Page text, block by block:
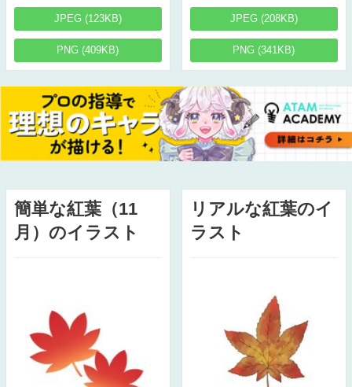
JPEG (123KB)
PNG (409KB)
JPEG (208KB)
PNG (341KB)
簡単な紅葉（11
月）のイラスト
リアルな紅葉のイ
ラスト